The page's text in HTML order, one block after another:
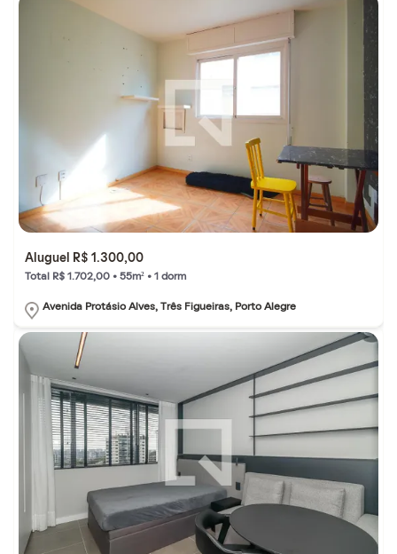
Aluguel R$ 1.300,00
Total R$ 1.702,00 • 55m² • 1 dorm
Avenida Protásio Alves, Três Figueiras, Porto Alegre